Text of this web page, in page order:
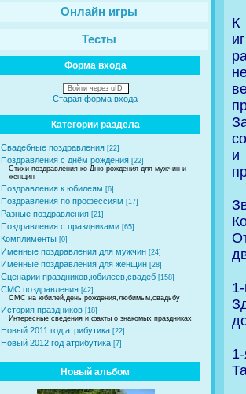
Онлайн игры
Тесты
Форма входа
Войти через uID
Старая форма входа
Категории раздела
Свадебные поздравления [22]
Поздравления с днём рождения [22]
Стихи-поздравления ко Дню рождения для мужчин и
женщин
Поздравления к юбилеям [6]
Поздравления по профессиям [17]
Разные поздравления [21]
Поздравления с праздниками [65]
Комплименты [0]
Именные поздравления для мужчин [24]
Именные поздравления для женщин [28]
Сценарии праздников,юбилеев,свадеб [158]
СМС поздравления [42]
СМС на юбилей,день рождения,любимым,свадьбу
История праздников [18]
Интересные сведения и факты о знакомых праздниках
Новый 2011 год атрибутика [22]
Новый 2012 год атрибутика [7]
Новый альбом
К
и